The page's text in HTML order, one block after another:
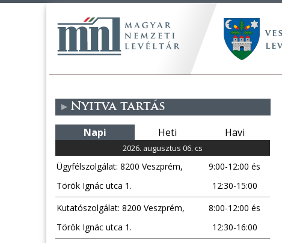
Nyitva tartás
Napi Heti Havi
2026. augusztus 06. cs
Ügyfélszolgálat: 8200 Veszprém,
Török Ignác utca 1.
9:00-12:00 és
12:30-15:00
Kutatószolgálat: 8200 Veszprém,
Török Ignác utca 1.
8:00-12:00 és
12:30-16:00